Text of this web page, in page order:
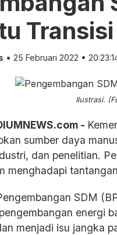
• 25 Februari 2022 •
Ilustrasi.
-
sumber daya
dan penelitian.
menghadapi
SDM
energi
menjadi isu jangka